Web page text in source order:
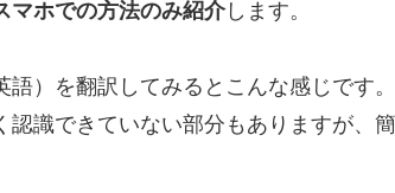
マホでの方法のみ紹介します。
語）を翻訳してみるとこんな感じです。
識できていない部分もありますが、